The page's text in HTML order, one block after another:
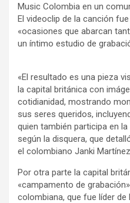
Music Colombia en un
El videoclip de la canción
«ocasiones que abarcan
un íntimo estudio de
«El resultado es una pieza
la capital británica con
cotidianidad, mostrando
sus seres queridos,
quien también participa en
según la disquera, que
el colombiano Janki
Por otra parte la capital
«campamento de
colombiana, que fue líder de